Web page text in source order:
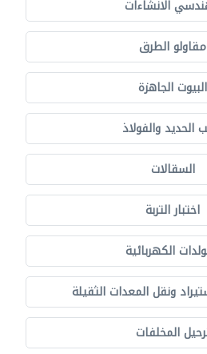
الانشاءات
مقاولو الطرق
البيوت الجاهزة
والفولاذ
السقالات
اختبار التربة
الكهربائية
ونقل المعدات الثقيلة
المخلفات